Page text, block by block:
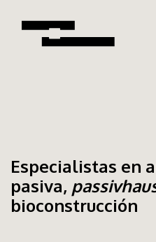
Especialistas en
pasiva,
bioconstrucción